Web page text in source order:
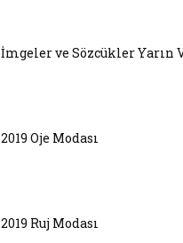
İmgeler ve Sözcükler Yarın
2019 Oje Modası
2019 Ruj Modası